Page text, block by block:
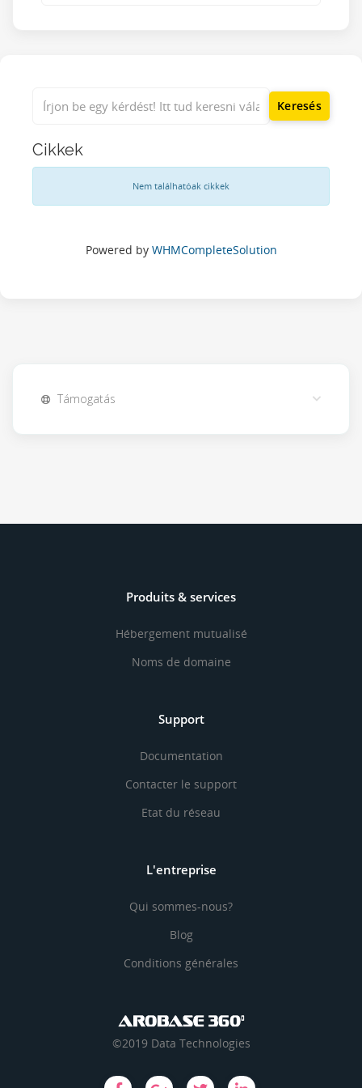
Cikkek
Nem találhatóak cikkek
Powered by WHMCompleteSolution
Támogatás
Produits & services
Hébergement mutualisé
Noms de domaine
Support
Documentation
Contacter le support
Etat du réseau
L'entreprise
Qui sommes-nous?
Blog
Conditions générales
©2019 Data Technologies